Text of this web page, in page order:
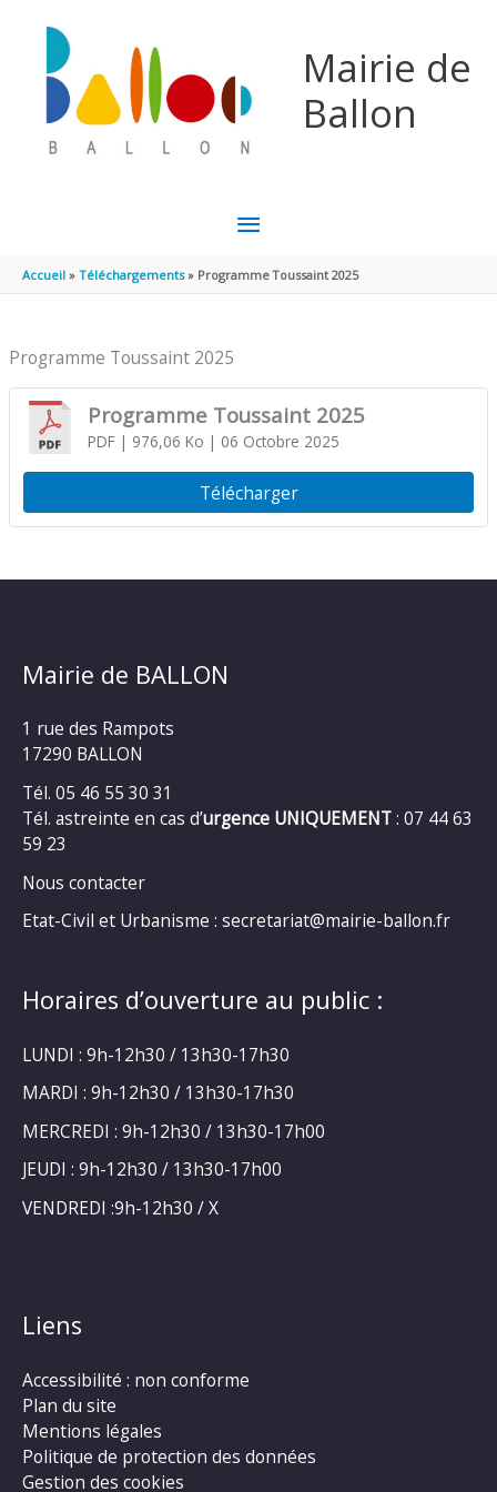
Mairie de
Ballon
MENU
PRINCIPAL
Accueil Téléchargements Programme Toussaint 2025
Programme Toussaint 2025
Programme Toussaint 2025
PDF| 976,06 Ko | 06 Octobre 2025
Télécharger
Mairie de BALLON
1 rue des Rampots
17290 BALLON
Tél. 05 46 55 30 31
Tél. astreinte en cas d’urgence UNIQUEMENT: 07 44 63
59 23
Nous contacter
Etat-Civil et Urbanisme : secretariat@mairie-ballon.fr
Horaires d’ouverture au public :
LUNDI : 9h-12h30 / 13h30-17h30
MARDI : 9h-12h30 / 13h30-17h30
MERCREDI : 9h-12h30 / 13h30-17h00
JEUDI : 9h-12h30 / 13h30-17h00
VENDREDI :9h-12h30 / X
Liens
Accessibilité : non conforme
Plan du site
Mentions légales
Politique de protection des données
Gestion des cookies